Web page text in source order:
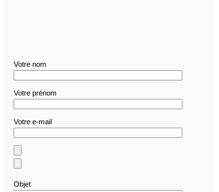
Votre nom
Votre prénom
Votre e-mail
Objet